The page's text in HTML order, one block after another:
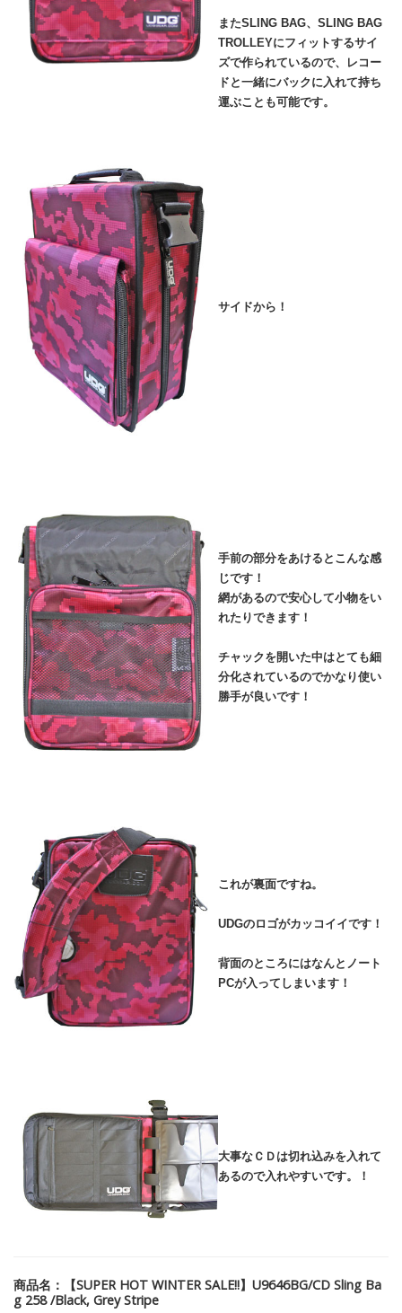
またSLING BAG、SLING BAG
TROLLEYにフィットするサイ
ズで作られているので、レコー
ドと一緒にバックに入れて持ち
運ぶことも可能です。
サイドから！
手前の部分をあけるとこんな感
じです！
網があるので安心して小物をい
れたりできます！
チャックを開いた中はとても細
分化されているのでかなり使い
勝手が良いです！
これが裏面ですね。
UDGのロゴがカッコイイです！
背面のところにはなんとノート
PCが入ってしまいます！
大事なＣＤは切れ込みを入れて
あるので入れやすいです。！
商品名：【SUPER HOT WINTER SALE!!】U9646BG/CD Sling Ba
g 258 /Black, Grey Stripe